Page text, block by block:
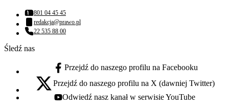
Numer telefonu:
801 04 45 45
Adres email:
redakcja@prawo.pl
Numer telefonu:
22 535 88 00
Śledź nas
facebook - otwiera się w nowej karcie
Przejdź do naszego profilu na Facebooku
x - otwiera się w nowej karcie
Przejdź do naszego profilu na X (dawniej Twitter)
youtube - otwiera się w nowej karcie
Odwiedź nasz kanał w serwisie YouTube